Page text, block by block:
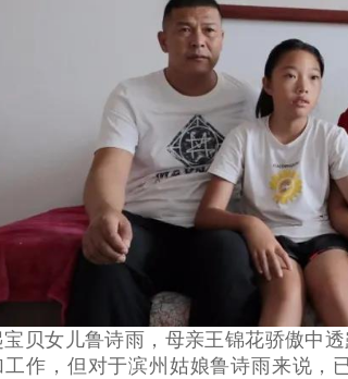
宝贝女儿鲁诗雨，母亲王锦花骄傲中
工作，但对于滨州姑娘鲁诗雨来说，